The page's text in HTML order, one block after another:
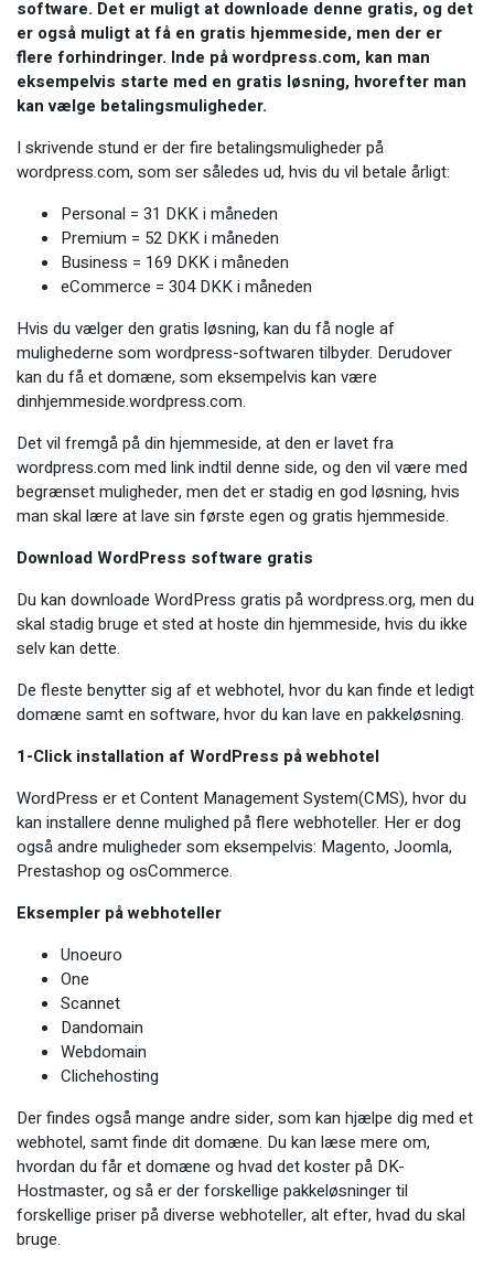
software. Det er muligt at downloade denne gratis, og det
er også muligt at få en gratis hjemmeside, men der er
flere forhindringer. Inde på wordpress.com, kan man
eksempelvis starte med en gratis løsning, hvorefter man
kan vælge betalingsmuligheder.
I skrivende stund er der fire betalingsmuligheder på
wordpress.com, som ser således ud, hvis du vil betale årligt:
Personal = 31 DKK i måneden
Premium = 52 DKK i måneden
Business = 169 DKK i måneden
eCommerce = 304 DKK i måneden
Hvis du vælger den gratis løsning, kan du få nogle af
mulighederne som wordpress-softwaren tilbyder. Derudover
kan du få et domæne, som eksempelvis kan være
dinhjemmeside.wordpress.com.
Det vil fremgå på din hjemmeside, at den er lavet fra
wordpress.com med link indtil denne side, og den vil være med
begrænset muligheder, men det er stadig en god løsning, hvis
man skal lære at lave sin første egen og gratis hjemmeside.
Download WordPress software gratis
Du kan downloade WordPress gratis på wordpress.org, men du
skal stadig bruge et sted at hoste din hjemmeside, hvis du ikke
selv kan dette.
De fleste benytter sig af et webhotel, hvor du kan finde et ledigt
domæne samt en software, hvor du kan lave en pakkeløsning.
1-Click installation af WordPress på webhotel
WordPress er et Content Management System(CMS), hvor du
kan installere denne mulighed på flere webhoteller. Her er dog
også andre muligheder som eksempelvis: Magento, Joomla,
Prestashop og osCommerce.
Eksempler på webhoteller
Unoeuro
One
Scannet
Dandomain
Webdomain
Clichehosting
Der findes også mange andre sider, som kan hjælpe dig med et
webhotel, samt finde dit domæne. Du kan læse mere om,
hvordan du får et domæne og hvad det koster på DK-
Hostmaster, og så er der forskellige pakkeløsninger til
forskellige priser på diverse webhoteller, alt efter, hvad du skal
bruge.